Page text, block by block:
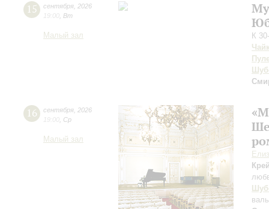
15 сентября 2026
19:00 Вт
Малый зал
К
16 сентября 2026
19:00 Ср
Малый зал